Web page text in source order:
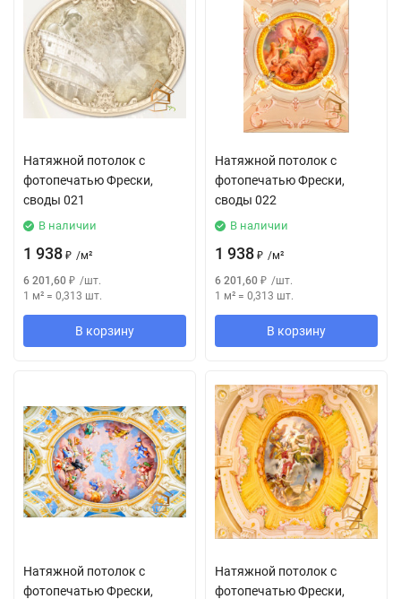
Натяжной потолок с
фотопечатью Фрески,
своды 021
В наличии
1 938 ₽ /м²
6 201,60 ₽ /шт.
1 м² = 0,313 шт.
В корзину
Натяжной потолок с
фотопечатью Фрески,
своды 022
В наличии
1 938 ₽ /м²
6 201,60 ₽ /шт.
1 м² = 0,313 шт.
В корзину
Натяжной потолок с
фотопечатью Фрески,
Натяжной потолок с
фотопечатью Фрески,